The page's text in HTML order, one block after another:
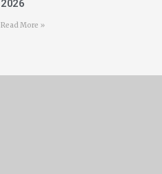
2026
Read More »